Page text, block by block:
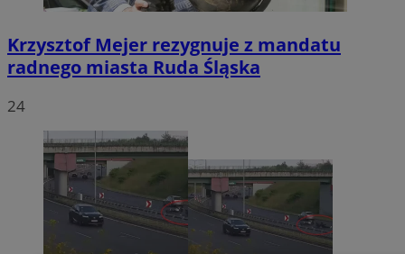
Krzysztof Mejer rezygnuje z mandatu
radnego miasta Ruda Śląska
24